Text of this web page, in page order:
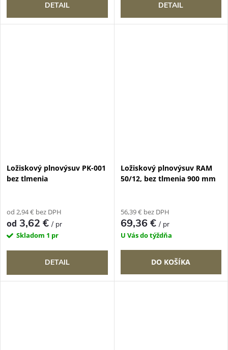
DETAIL DETAIL
Ložiskový plnovýsuv PK-001
bez tlmenia
od 2,94 € bez DPH
od 3,62 €/ pr
Skladom 1 pr
DETAIL
Ložiskový plnovýsuv RAM
50/12, bez tlmenia 900 mm
56,39 € bez DPH
69,36 €/ pr
U Vás do týždňa
DO KOŠÍKA